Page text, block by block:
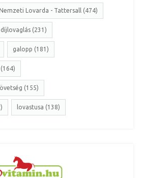
Lovarda - Tattersall (474)
díjlovaglás (231)
galopp (181)
(155)
lovastusa (138)